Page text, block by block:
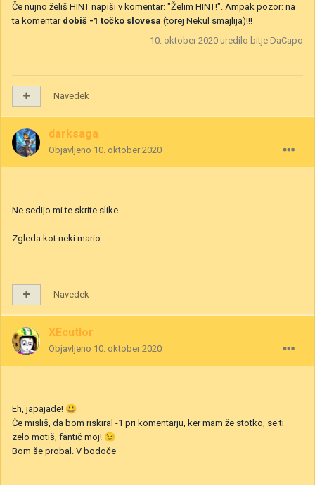
Če nujno želiš HINT napiši v komentar: "Želim HINT!". Ampak pozor: na
ta komentar dobiš -1 točko slovesa (torej Nekul smajlija)!!!
10. oktober 2020 uredilo bitje DaCapo
Navedek
darksaga
Objavljeno 10. oktober 2020
Ne sedijo mi te skrite slike.
Zgleda kot neki mario ...
Navedek
XEcutIor
Objavljeno 10. oktober 2020
Eh, japajade! 😃
Če misliš, da bom riskiral -1 pri komentarju, ker mam že stotko, se ti
zelo motiš, fantič moj! 😉
Bom še probal. V bodoče